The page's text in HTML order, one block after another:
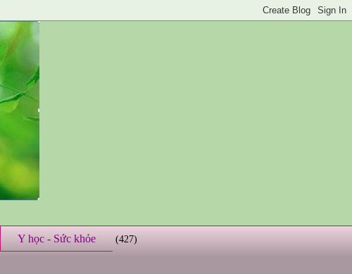
Y học - Sức khỏe (427)